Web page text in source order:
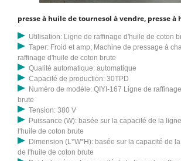
presse à huile de tournesol à vendre, presse à
Utilisation: Ligne de raffinage d'huile de coton
Taper: Froid et amp; Machine de pressage à
raffinage d'huile de coton brute
Qualité automatique: automatique
Capacité de production: 30TPD
Numéro de modèle: QIYI-167 Ligne de
brute
Tension: 380 V
Puissance (W): basée sur la capacité de la
l'huile de coton brute
Dimension (L*W*H): basée sur la capacité de
de l'huile de coton brute